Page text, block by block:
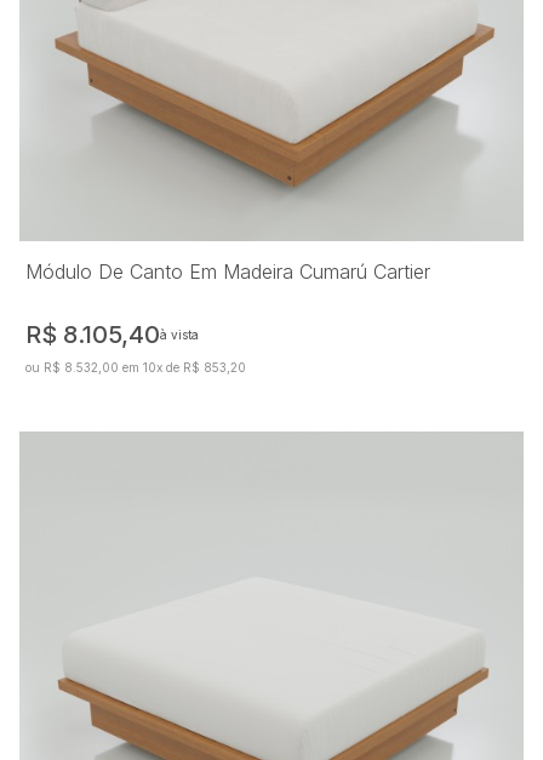
Módulo De Canto Em Madeira Cumarú Cartier
R$ 8.105,40à vista
ou R$ 8.532,00 em 10x de R$ 853,20